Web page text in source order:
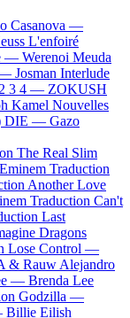
Casanova —
L'enfoiré
— Werenoi Meuda
— Josman Interlude
3 4 — ZOKUSH
Kamel Nouvelles
DIE — Gazo
The Real Slim
Eminem Traduction
Another Love
Traduction Can't
Last
Dragons
Lose Control —
& Rauw Alejandro
— Brenda Lee
Godzilla —
Billie Eilish